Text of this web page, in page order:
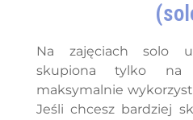
Na zajęciach solo
skupiona tylko
maksymalnie
Jeśli chcesz bardziej